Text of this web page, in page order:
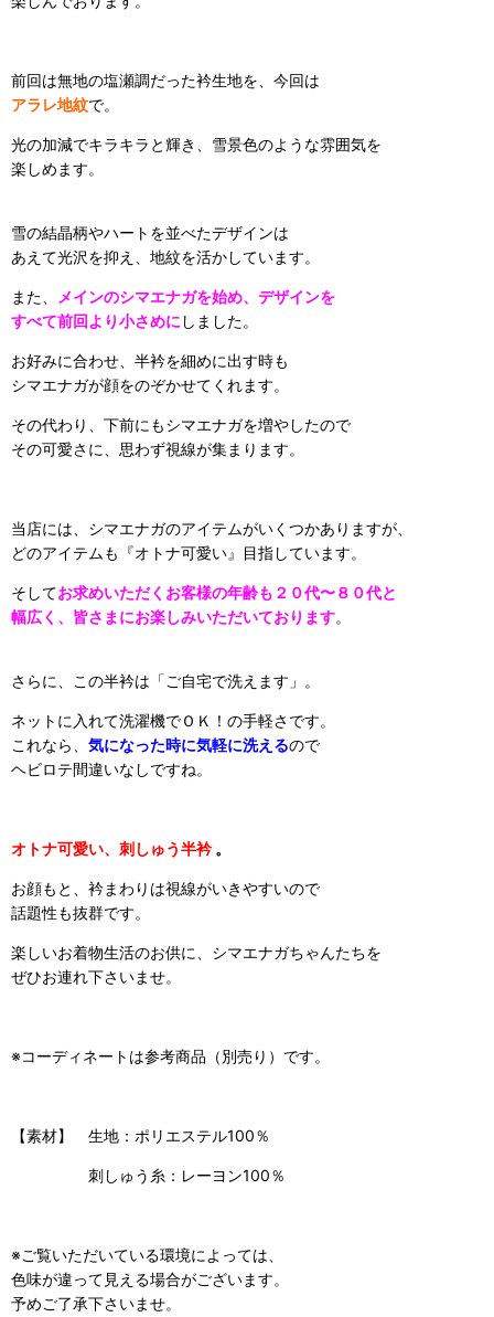
前回は無地の塩瀬調だった衿生地を、今回は
アラレ地紋で。
光の加減でキラキラと輝き、雪景色のような雰囲気を
楽しめます。
雪の結晶柄やハートを並べたデザインは
あえて光沢を抑え、地紋を活かしています。
また、
メインのシマエナガを始め、デザインを
すべて前回より小さめに しました。
お好みに合わせ、半衿を細めに出す時も
シマエナガが顔をのぞかせてくれます。
その代わり、下前にもシマエナガを増やしたので
その可愛さに、思わず視線が集まります。
当店には、シマエナガのアイテムがいくつかありますが、
どのアイテムも『オトナ可愛い』目指しています。
そしてお求めいただくお客様の年齢も ２０代〜８０代と
幅広く、皆さまにお楽しみいただいております。
さらに、この半衿は「ご自宅で洗えます」。
ネットに入れて洗濯機でＯＫ！の手軽さです。
これなら、 気になった時に気軽に洗えるので
ヘビロテ間違いなしですね。
オトナ可愛い、刺しゅう半衿。
お顔もと、衿まわりは視線がいきやすいので
話題性も抜群です。
楽しいお着物生活のお供に、シマエナガちゃんたちを
ぜひお連れ下さいませ。
※コーディネートは参考商品（別売り）です。
【素材】 生地：ポリエステル100％
刺しゅう糸：レーヨン100％
※ご覧いただいている環境によっては、
色味が違って見える場合がございます。
予めご了承下さいませ。